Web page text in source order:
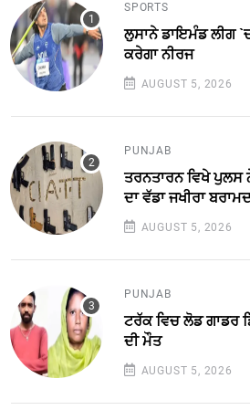
SPORTS
ਲੁਸਾਨੇ ਡਾਇਮੰਡ ਲੀਗ
ਕਰੇਗਾ ਨੀਰਜ
AUGUST 5, 2026
PUNJAB
ਤਰਨਤਾਰਨ ਵਿਖੇ ਪੁਲਸ
ਦਾ ਵੱਡਾ ਜਖੀਰਾ
AUGUST 5, 2026
PUNJAB
ਟਰੱਕ ਵਿਚ ਲੋਡ ਗਾਡਰ
ਦੀ ਮੌਤ
AUGUST 5, 2026